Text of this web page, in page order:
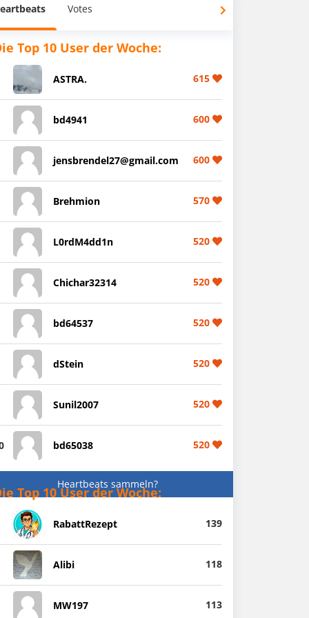
Votes
Top 10 User der Woche:
ASTRA. 615
bd4941 600
jensbrendel27@gmail.com 600
Brehmion 570
L0rdM4dd1n 520
Chichar32314 520
bd64537 520
dStein 520
Sunil2007 520
bd65038 520
Heartbeats sammeln?
Top 10 User der Woche:
RabattRezept 139
Alibi 118
MW197 113